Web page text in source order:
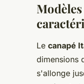
Le canapé
dimensions
s'allonge